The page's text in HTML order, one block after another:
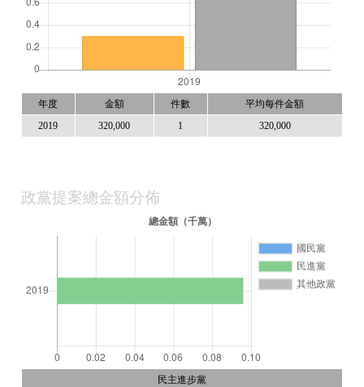
年度 金額 件數 平均每件金額
2019 320,000 1 320,000
政黨提案總金額分佈
民主進步黨